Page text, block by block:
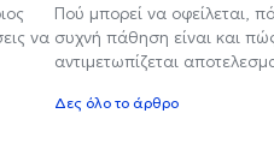
να
Πού μπορεί να οφείλεται,
συχνή πάθηση είναι και
αντιμετωπίζεται
Δες όλο το άρθρο